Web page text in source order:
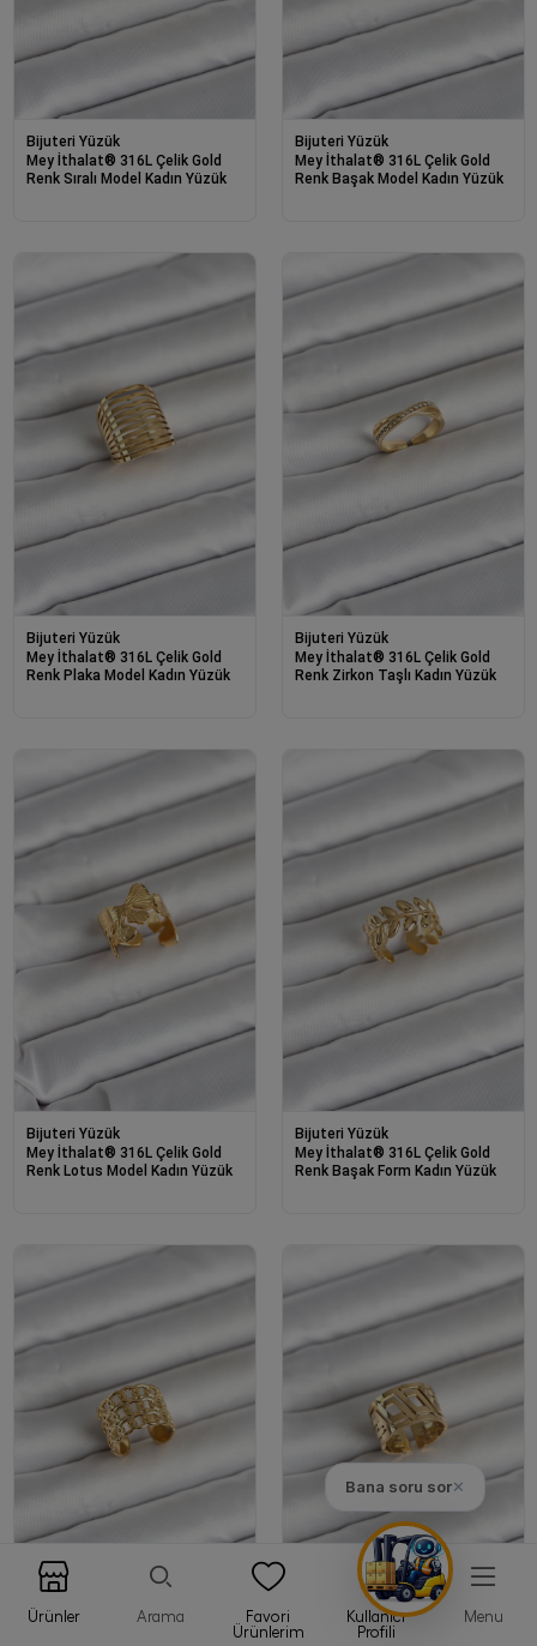
Bana soru sor✕
Ürünler Arama
Favori
Ürünlerim
Kullanıcı
Profili
Menu
Bijuteri Yüzük
Mey İthalat® 316L Çelik Gold
Renk Sıralı Model Kadın Yüzük
Bijuteri Yüzük
Mey İthalat® 316L Çelik Gold
Renk Başak Model Kadın Yüzük
Bijuteri Yüzük
Mey İthalat® 316L Çelik Gold
Renk Plaka Model Kadın Yüzük
Bijuteri Yüzük
Mey İthalat® 316L Çelik Gold
Renk Zirkon Taşlı Kadın Yüzük
Bijuteri Yüzük
Mey İthalat® 316L Çelik Gold
Renk Lotus Model Kadın Yüzük
Bijuteri Yüzük
Mey İthalat® 316L Çelik Gold
Renk Başak Form Kadın Yüzük
Bijuteri Yüzük